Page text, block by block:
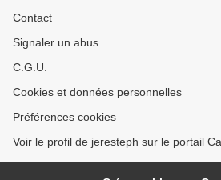
Contact
Signaler un abus
C.G.U.
Cookies et données personnelles
Préférences cookies
Voir le profil de jeresteph sur le portail